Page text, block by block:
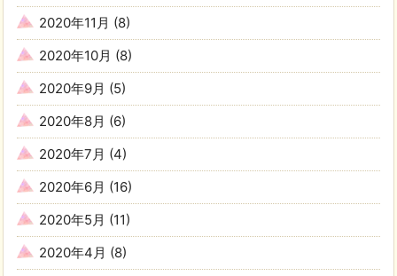
2020年11月 (8)
2020年10月 (8)
2020年9月 (5)
2020年8月 (6)
2020年7月 (4)
2020年6月 (16)
2020年5月 (11)
2020年4月 (8)